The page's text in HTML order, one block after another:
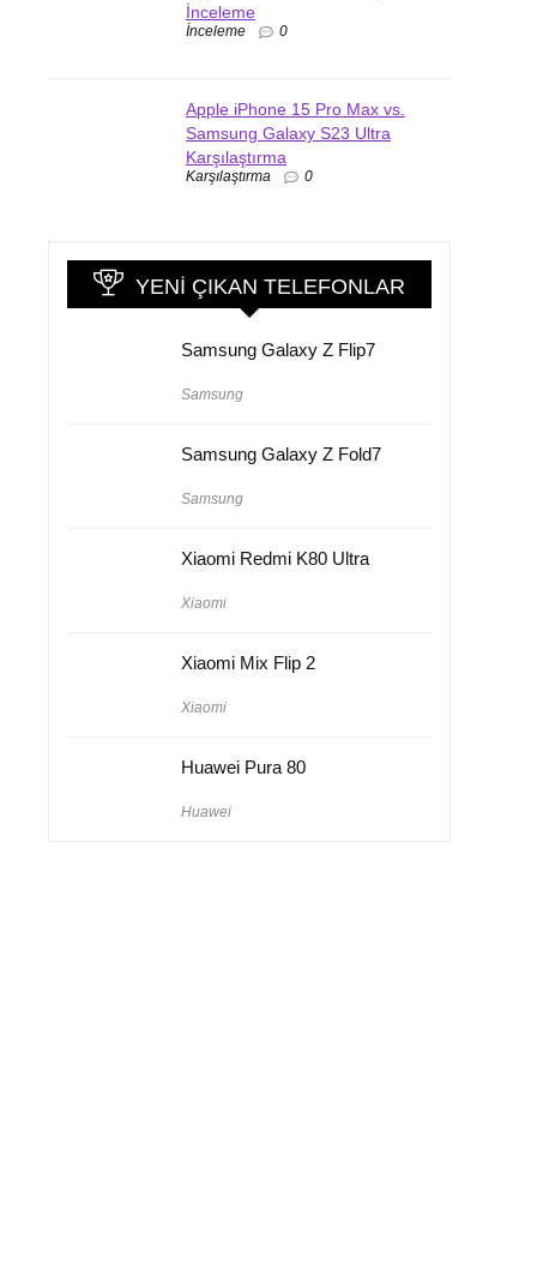
İnceleme
İnceleme 0
Apple iPhone 15 Pro Max vs.
Samsung Galaxy S23 Ultra
Karşılaştırma
Karşılaştırma 0
YENI ÇIKAN TELEFONLAR
Samsung Galaxy Z Flip7
Samsung
Samsung Galaxy Z Fold7
Samsung
Xiaomi Redmi K80 Ultra
Xiaomi
Xiaomi Mix Flip 2
Xiaomi
Huawei Pura 80
Huawei